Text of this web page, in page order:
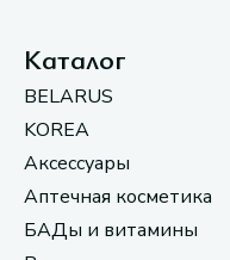
Каталог
BELARUS
KOREA
Аксессуары
Аптечная косметика
БАДы и витамины